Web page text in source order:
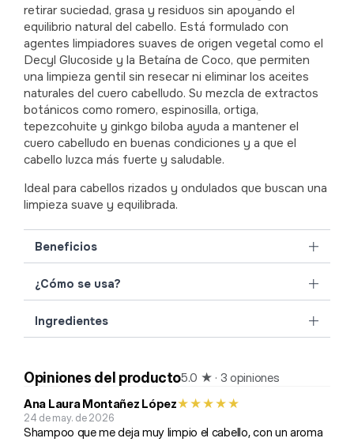
retirar suciedad, grasa y residuos sin apoyando el
equilibrio natural del cabello. Está formulado con
agentes limpiadores suaves de origen vegetal como el
Decyl Glucoside y la Betaína de Coco, que permiten
una limpieza gentil sin resecar ni eliminar los aceites
naturales del cuero cabelludo. Su mezcla de extractos
botánicos como romero, espinosilla, ortiga,
tepezcohuite y ginkgo biloba ayuda a mantener el
cuero cabelludo en buenas condiciones y a que el
cabello luzca más fuerte y saludable.
Ideal para cabellos rizados y ondulados que buscan una
limpieza suave y equilibrada.
Beneficios
¿Cómo se usa?
Ingredientes